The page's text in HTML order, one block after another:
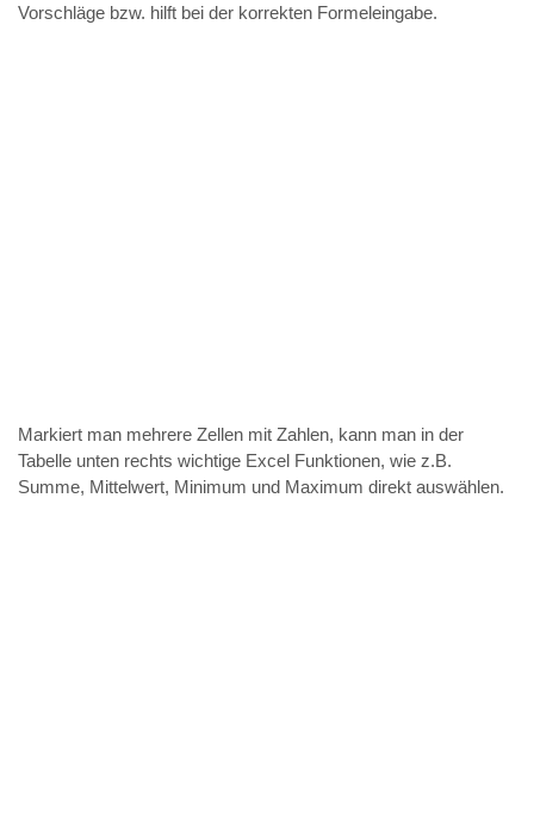
Vorschläge bzw. hilft bei der korrekten Formeleingabe.
Markiert man mehrere Zellen mit Zahlen, kann man in der
Tabelle unten rechts wichtige Excel Funktionen, wie z.B.
Summe, Mittelwert, Minimum und Maximum direkt auswählen.